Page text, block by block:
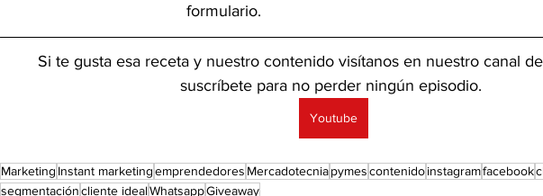
formulario.
Si te gusta esa receta y nuestro contenido visítanos en nuestro canal
suscríbete para no perder ningún episodio.
Youtube
Marketing Instant marketingemprendedores Mercadotecniapymescontenidoinstagramfacebook
segmentacióncliente idealWhatsappGiveaway